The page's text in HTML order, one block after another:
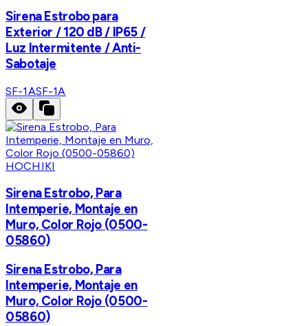
Sirena Estrobo para
Exterior / 120 dB / IP65 /
Luz Intermitente / Anti-
Sabotaje
SF-1ASF-1A
HOCHIKI
Sirena Estrobo, Para
Intemperie, Montaje en
Muro, Color Rojo (0500-
05860)
Sirena Estrobo, Para
Intemperie, Montaje en
Muro, Color Rojo (0500-
05860)